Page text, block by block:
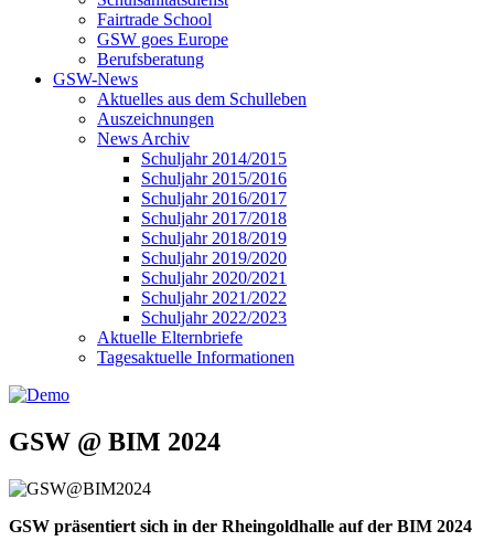
Fairtrade School
GSW goes Europe
Berufsberatung
GSW-News
Aktuelles aus dem Schulleben
Auszeichnungen
News Archiv
Schuljahr 2014/2015
Schuljahr 2015/2016
Schuljahr 2016/2017
Schuljahr 2017/2018
Schuljahr 2018/2019
Schuljahr 2019/2020
Schuljahr 2020/2021
Schuljahr 2021/2022
Schuljahr 2022/2023
Aktuelle Elternbriefe
Tagesaktuelle Informationen
GSW @ BIM 2024
GSW präsentiert sich in der Rheingoldhalle auf der BIM 2024